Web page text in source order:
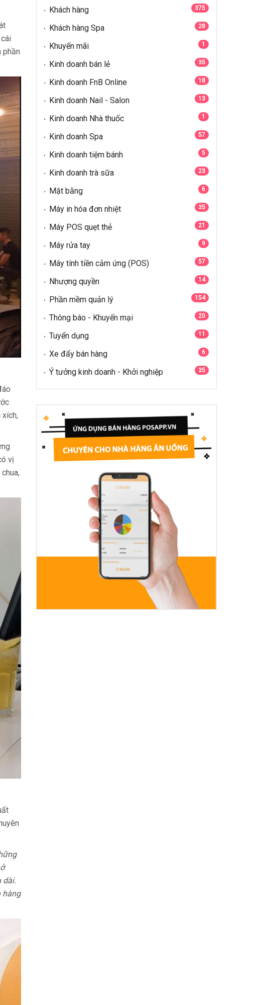
phần
xích,
vị
dài.
hàng
Khách hàng 375
Khách hàng Spa 28
Khuyến mãi 1
Kinh doanh bán lẻ 35
Kinh doanh FnB Online 18
Kinh doanh Nail - Salon 13
Kinh doanh Nhà thuốc 1
Kinh doanh Spa 57
Kinh doanh tiệm bánh 5
Kinh doanh trà sữa 23
Mặt bằng 6
Máy in hóa đơn nhiệt 35
Máy POS quẹt thẻ 21
Máy rửa tay 9
Máy tính tiền cảm ứng (POS) 57
Nhượng quyền 14
Phần mềm quản lý 154
Thông báo - Khuyến mại 20
Tuyển dụng 11
Xe đẩy bán hàng 6
Ý tưởng kinh doanh - Khởi nghiệp 35